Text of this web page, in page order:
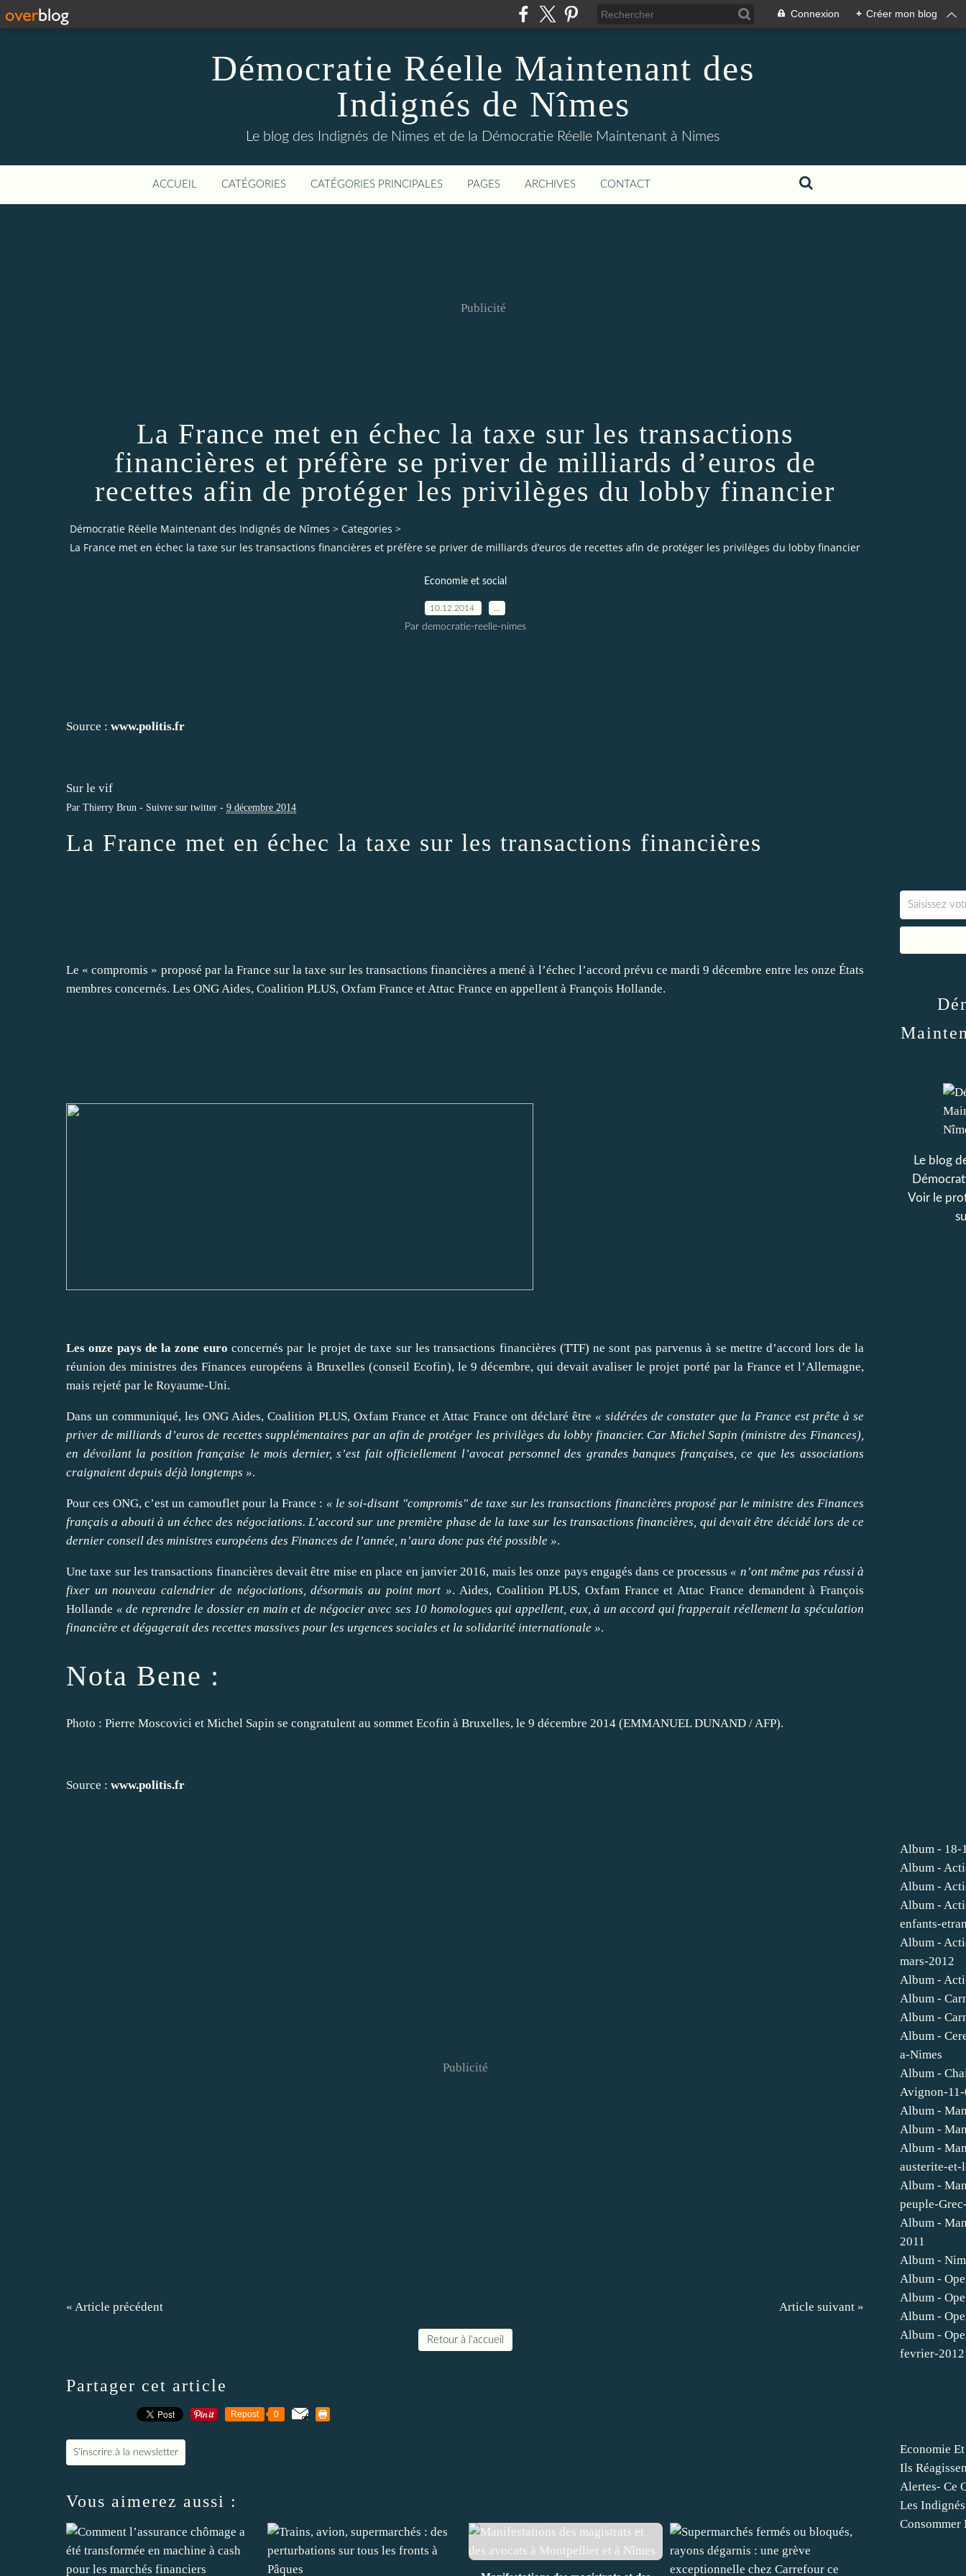
Connexion + Créer mon blog
Démocratie Réelle Maintenant des
Indignés de Nîmes
Le blog des Indignés de Nimes et de la Démocratie Réelle Maintenant à Nimes
ACCUEIL CATÉGORIES CATÉGORIES PRINCIPALES PAGES ARCHIVES CONTACT
Publicité
La France met en échec la taxe sur les transactions
financières et préfère se priver de milliards d’euros de
recettes afin de protéger les privilèges du lobby financier
Démocratie Réelle Maintenant des Indignés de Nîmes > Categories >
La France met en échec la taxe sur les transactions financières et préfère se priver de milliards d’euros de recettes afin de protéger les privilèges du lobby financier
Economie et social
10.12.2014
Par democratie-reelle-nimes
Source : www.politis.fr
Sur le vif
Par Thierry Brun - Suivre sur twitter - 9 décembre 2014
La France met en échec la taxe sur les transactions financières
Le « compromis » proposé par la France sur la taxe sur les transactions financières a mené à l’échec l’accord prévu ce mardi 9 décembre entre les onze États
membres concernés. Les ONG Aides, Coalition PLUS, Oxfam France et Attac France en appellent à François Hollande.
Les onze pays de la zone euro concernés par le projet de taxe sur les transactions financières (TTF) ne sont pas parvenus à se mettre d’accord lors de la
réunion des ministres des Finances européens à Bruxelles (conseil Ecofin), le 9 décembre, qui devait avaliser le projet porté par la France et l’Allemagne,
mais rejeté par le Royaume-Uni.
Dans un communiqué, les ONG Aides, Coalition PLUS, Oxfam France et Attac France ont déclaré être « sidérées de constater que la France est prête à se
priver de milliards d’euros de recettes supplémentaires par an afin de protéger les privilèges du lobby financier. Car Michel Sapin (ministre des Finances),
en dévoilant la position française le mois dernier, s’est fait officiellement l’avocat personnel des grandes banques françaises, ce que les associations
craignaient depuis déjà longtemps ».
Pour ces ONG, c’est un camouflet pour la France : « le soi-disant "compromis" de taxe sur les transactions financières proposé par le ministre des Finances
français a abouti à un échec des négociations. L’accord sur une première phase de la taxe sur les transactions financières, qui devait être décidé lors de ce
dernier conseil des ministres européens des Finances de l’année, n’aura donc pas été possible ».
Une taxe sur les transactions financières devait être mise en place en janvier 2016, mais les onze pays engagés dans ce processus « n’ont même pas réussi à
fixer un nouveau calendrier de négociations, désormais au point mort ». Aides, Coalition PLUS, Oxfam France et Attac France demandent à François
Hollande « de reprendre le dossier en main et de négocier avec ses 10 homologues qui appellent, eux, à un accord qui frapperait réellement la spéculation
financière et dégagerait des recettes massives pour les urgences sociales et la solidarité internationale ».
Nota Bene :
Photo : Pierre Moscovici et Michel Sapin se congratulent au sommet Ecofin à Bruxelles, le 9 décembre 2014 (EMMANUEL DUNAND / AFP).
Source : www.politis.fr
Publicité
« Article précédent Article suivant »
Retour à l'accueil
Partager cet article
Repost 0
S'inscrire à la newsletter
Vous aimerez aussi :
Economie
Ils
Alertes- Ce
Les
Consommer
Album - 18-
Album -
Album -
Album -
enfants-
Album -
mars-2012
Album -
Album -
Album -
Album -
a-Nimes
Album -
Avignon-
Album -
Album -
Album -
austerite-et-
Album -
peuple-
Album -
2011
Album -
Album -
Album -
Album -
Album -
fevrier-2012
Le blog
Voir le